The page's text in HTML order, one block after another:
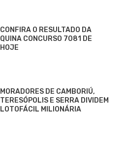
CONFIRA O RESULTADO DA
QUINA CONCURSO 7081 DE
HOJE
MORADORES DE CAMBORIÚ,
TERESÓPOLIS E SERRA DIVIDEM
LOTOFÁCIL MILIONÁRIA